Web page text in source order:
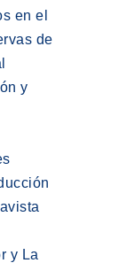
en el
de
y
y La